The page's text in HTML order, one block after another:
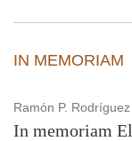
IN MEMORIAM
Ramón P.
In memoriam